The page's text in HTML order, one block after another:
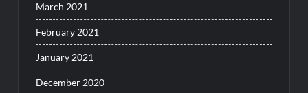
March 2021
February 2021
January 2021
December 2020